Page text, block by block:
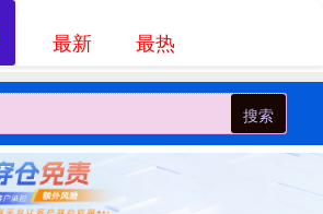
搜索
最新 最热